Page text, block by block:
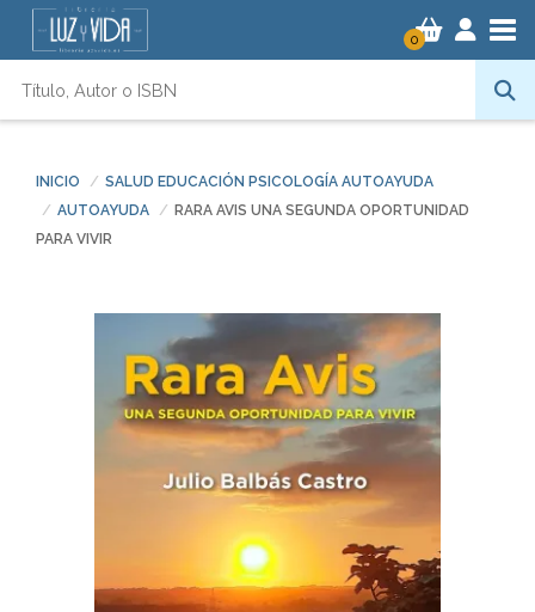
0
INICIO
SALUD EDUCACIÓN PSICOLOGÍA AUTOAYUDA
AUTOAYUDA
RARA AVIS UNA SEGUNDA OPORTUNIDAD
PARA VIVIR